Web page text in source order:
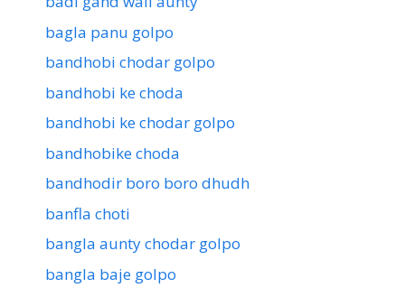
bagla panu golpo
bandhobi chodar golpo
bandhobi ke choda
bandhobi ke chodar golpo
bandhobike choda
bandhodir boro boro dhudh
banfla choti
bangla aunty chodar golpo
bangla baje golpo